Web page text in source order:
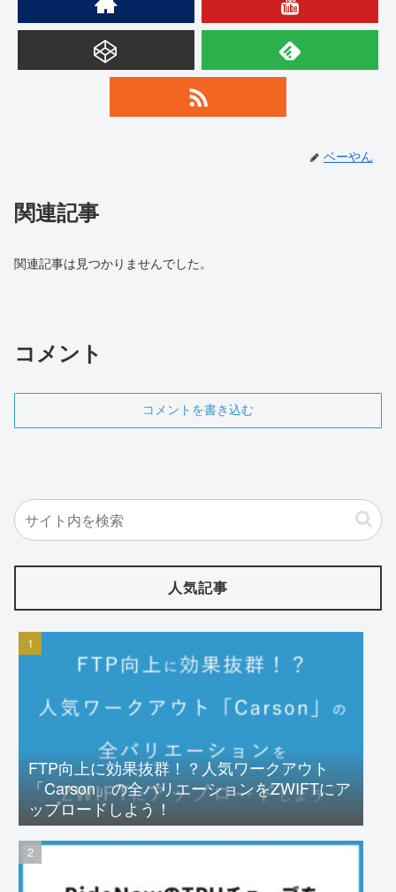
ベーやん
関連記事
関連記事は見つかりませんでした。
コメント
コメントを書き込む
人気記事
FTP向上に効果抜群！？人気ワークアウト
「Carson」の全バリエーションをZWIFTにア
ップロードしよう！